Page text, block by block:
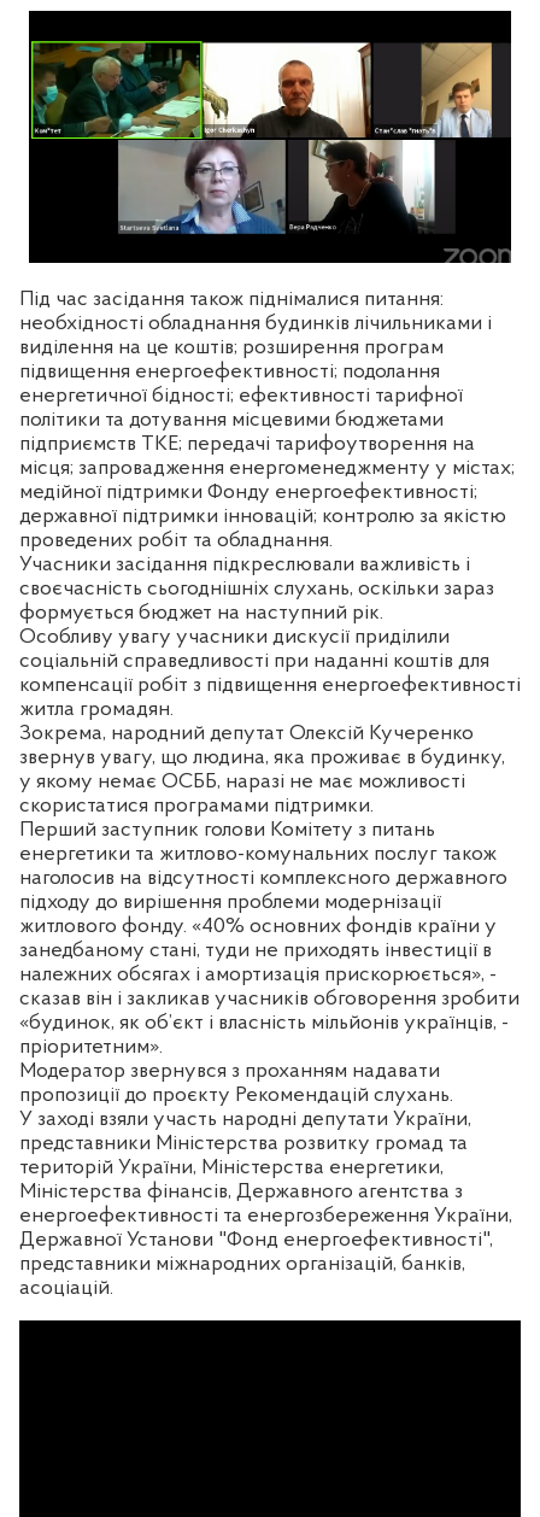
Під час засідання також піднімалися питання:
необхідності обладнання будинків лічильниками і
виділення на це коштів; розширення програм
підвищення енергоефективності; подолання
енергетичної бідності; ефективності тарифної
політики та дотування місцевими бюджетами
підприємств ТКЕ; передачі тарифоутворення на
місця; запровадження енергоменеджменту у містах;
медійної підтримки Фонду енергоефективності;
державної підтримки інновацій; контролю за якістю
проведених робіт та обладнання.
Учасники засідання підкреслювали важливість і
своєчасність сьогоднішніх слухань, оскільки зараз
формується бюджет на наступний рік.
Особливу увагу учасники дискусії приділили
соціальній справедливості при наданні коштів для
компенсації робіт з підвищення енергоефективності
житла громадян.
Зокрема, народний депутат Олексій Кучеренко
звернув увагу, що людина, яка проживає в будинку,
у якому немає ОСББ, наразі не має можливості
скористатися програмами підтримки.
Перший заступник голови Комітету з питань
енергетики та житлово-комунальних послуг також
наголосив на відсутності комплексного державного
підходу до вирішення проблеми модернізації
житлового фонду. «40% основних фондів країни у
занедбаному стані, туди не приходять інвестиції в
належних обсягах і амортизація прискорюється», -
сказав він і закликав учасників обговорення зробити
«будинок, як об’єкт і власність мільйонів українців, -
пріоритетним».
Модератор звернувся з проханням надавати
пропозиції до проєкту Рекомендацій слухань.
У заході взяли участь народні депутати України,
представники Міністерства розвитку громад та
територій України, Міністерства енергетики,
Міністерства фінансів, Державного агентства з
енергоефективності та енергозбереження України,
Державної Установи "Фонд енергоефективності",
представники міжнародних організацій, банків,
асоціацій.